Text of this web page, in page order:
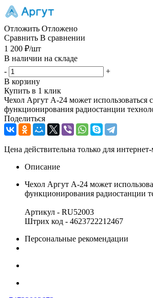
Отложить Отложено
Сравнить В сравнении
1 200 ₽/шт
В наличии на складе
-
+
В корзину
Купить в 1 клик
Чехол Аргут А-24 может
функционирования радиостанции
Поделиться
Цена действительна только для
Описание
Чехол Аргут А-24 может
функционирования радиостанции
Артикул - RU52003
Штрих код - 4623722212467
Персональные рекомендации